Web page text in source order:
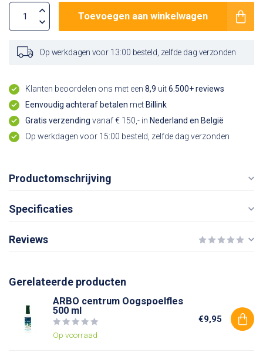
Toevoegen aan winkelwagen
Op werkdagen voor 13:00 besteld, zelfde dag verzonden
Klanten beoordelen ons met een 8,9 uit6.500+ reviews
Eenvoudig achteraf betalen met Billink
Gratis verzending vanaf € 150,- in Nederland en België
Op werkdagen voor 15:00 besteld, zelfde dag verzonden
Productomschrijving
Specificaties
Reviews
Gerelateerde producten
ARBO centrum Oogspoelfles
500 ml
Op voorraad
€9,95